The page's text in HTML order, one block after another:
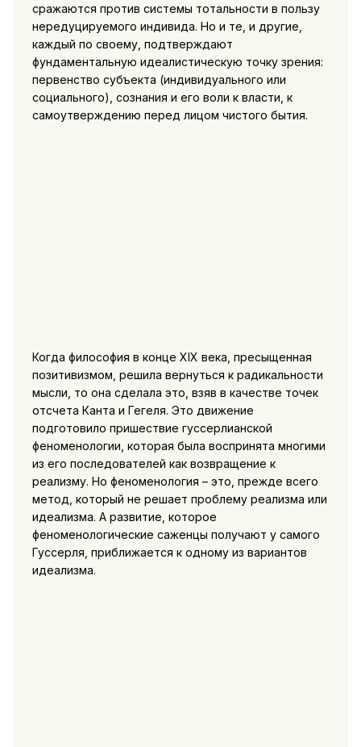
сражаются против системы тотальности в пользу
нередуцируемого индивида. Но и те, и другие,
каждый по своему, подтверждают
фундаментальную идеалистическую точку зрения:
первенство субъекта (индивидуального или
социального), сознания и его воли к власти, к
самоутверждению перед лицом чистого бытия.
Когда философия в конце XIX века, пресыщенная
позитивизмом, решила вернуться к радикальности
мысли, то она сделала это, взяв в качестве точек
отсчета Канта и Гегеля. Это движение
подготовило пришествие гуссерлианской
феноменологии, которая была воспринята многими
из его последователей как возвращение к
реализму. Но феноменология – это, прежде всего
метод, который не решает проблему реализма или
идеализма. А развитие, которое
феноменологические саженцы получают у самого
Гуссерля, приближается к одному из вариантов
идеализма.